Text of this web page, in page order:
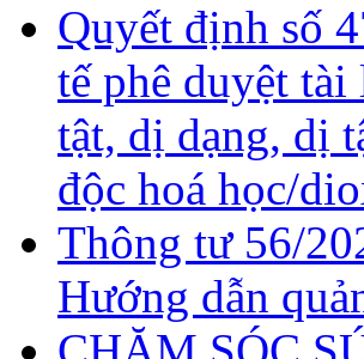
Quyết định số
tế phê duyệt
tật, dị dạng, dị
độc hoá học/
Thông tư 56/
Hướng dẫn